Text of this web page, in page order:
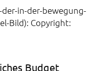
in-der-bewegung-
Bild): Copyright:
Budget